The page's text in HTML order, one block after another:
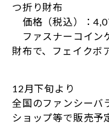
つ折り財布
価格（税込）：
ファスナーコイン
財布で、フェイクボ
12月下旬より
全国のファンシーバ
ショップ等で販売予